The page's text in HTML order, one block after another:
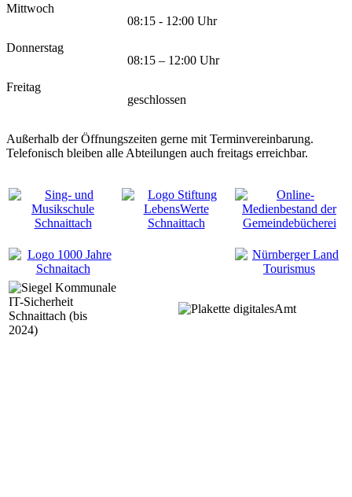
Mittwoch
08:15 - 12:00 Uhr
Donnerstag
08:15 – 12:00 Uhr
Freitag
geschlossen
Außerhalb der Öffnungszeiten gerne mit Terminvereinbarung.
Telefonisch bleiben alle Abteilungen auch freitags erreichbar.